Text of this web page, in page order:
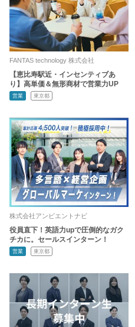
FANTAS technology 株式会社
【恵比寿駅近・インセンティブあ
り】高単価＆無形商材で営業力UP
営業 東京都
株式会社アンビエントナビ
役員直下！英語力upで圧倒的なガク
チカに。セールスインターン！
営業 東京都